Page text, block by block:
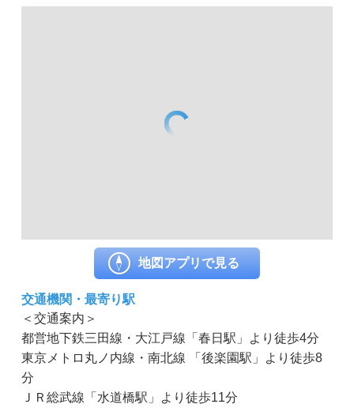
地図アプリで見る
交通機関・最寄り駅
＜交通案内＞
都営地下鉄三田線・大江戸線「春日駅」より徒歩4分
東京メトロ丸ノ内線・南北線 「後楽園駅」より徒歩8
分
ＪＲ総武線「水道橋駅」より徒歩11分